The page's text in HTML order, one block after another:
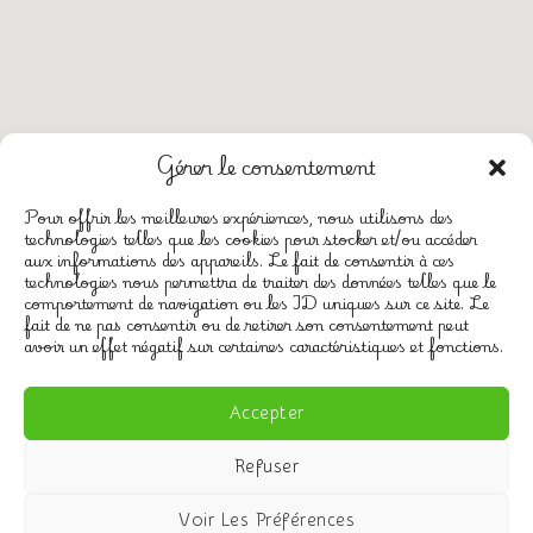
Gérer le consentement
Pour offrir les meilleures expériences, nous utilisons des
technologies telles que les cookies pour stocker et/ou accéder
aux informations des appareils. Le fait de consentir à ces
technologies nous permettra de traiter des données telles que le
comportement de navigation ou les ID uniques sur ce site. Le
fait de ne pas consentir ou de retirer son consentement peut
avoir un effet négatif sur certaines caractéristiques et fonctions.
Accepter
Refuser
Voir Les Préférences
CGV
Mentions légales
Politique de confidentialité
Politique de cookies (UE)
Copyright © d&dwebmarketing